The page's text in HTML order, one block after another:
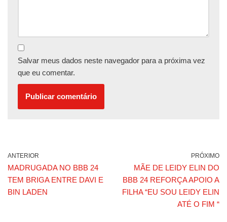
Salvar meus dados neste navegador para a próxima vez
que eu comentar.
ANTERIOR
MADRUGADA NO BBB 24
TEM BRIGA ENTRE DAVI E
BIN LADEN
PRÓXIMO
MÃE DE LEIDY ELIN DO
BBB 24 REFORÇA APOIO A
FILHA “EU SOU LEIDY ELIN
ATÉ O FIM “